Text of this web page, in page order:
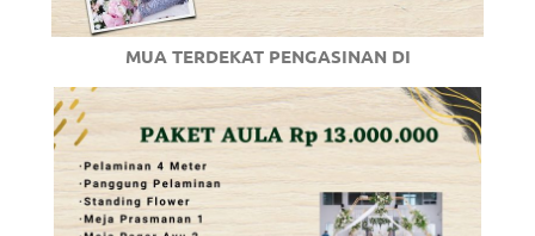
MUA TERDEKAT PENGASINAN DI